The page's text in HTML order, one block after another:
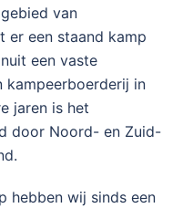
van
er een staand kamp
een vaste
kampeerboerderij in
jaren is het
door Noord- en Zuid-
hebben wij sinds een